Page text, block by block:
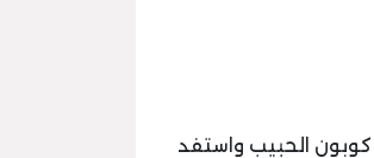
الحبيب واستفد